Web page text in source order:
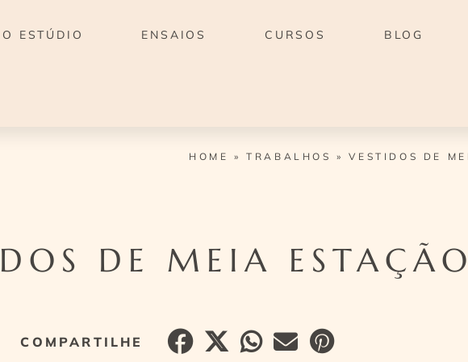
O ESTÚDIO ENSAIOS CURSOS
BLOG
HOME »TRABALHOS »VESTIDOS DE
DE MEIA ESTAÇÃO